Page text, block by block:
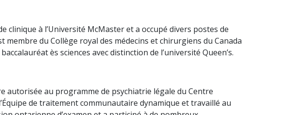
clinique à l’Université McMaster et a occupé divers postes de
du Collège royal des médecins et chirurgiens du Canada
ès sciences avec distinction de l’université Queen’s.
au programme de psychiatrie légale du Centre
de traitement communautaire dynamique et travaillé au